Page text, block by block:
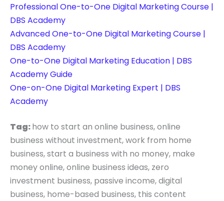
Professional One-to-One Digital Marketing Course |
DBS Academy
Advanced One-to-One Digital Marketing Course |
DBS Academy
One-to-One Digital Marketing Education | DBS
Academy Guide
One-on-One Digital Marketing Expert | DBS
Academy
Tag:how to start an online business, online
business without investment, work from home
business, start a business with no money, make
money online, online business ideas, zero
investment business, passive income, digital
business, home-based business, this content